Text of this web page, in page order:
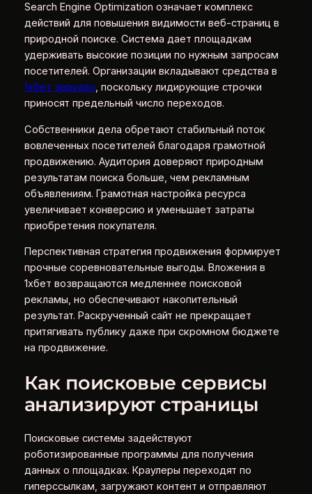
Search Engine Optimization означает комплекс
действий для повышения видимости веб-страниц в
природной поиске. Система дает площадкам
удерживать высокие позиции по нужным запросам
посетителей. Организации вкладывают средства в
1хбет зеркало, поскольку лидирующие строчки
приносят предельный число переходов.
Собственники дела обретают стабильный поток
вовлеченных посетителей благодаря грамотной
продвижению. Аудитория доверяют природным
результатам поиска больше, чем рекламным
объявлениям. Грамотная настройка ресурса
увеличивает конверсию и уменьшает затраты
приобретения покупателя.
Перспективная стратегия продвижения формирует
прочные соревновательные выгоды. Вложения в
1хбет возвращаются медленнее поисковой
рекламы, но обеспечивают накопительный
результат. Раскрученный сайт не прекращает
притягивать публику даже при скромном бюджете
на продвижение.
Как поисковые сервисы
анализируют страницы
Поисковые системы задействуют
роботизированные программы для получения
данных о площадках. Краулеры переходят по
гиперссылкам, загружают контент и отправляют